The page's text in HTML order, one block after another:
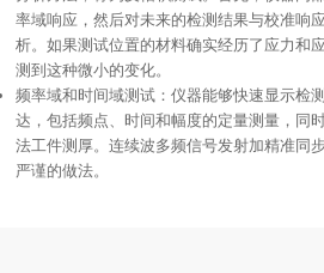
测到这种微小的变化。
严谨的做法。